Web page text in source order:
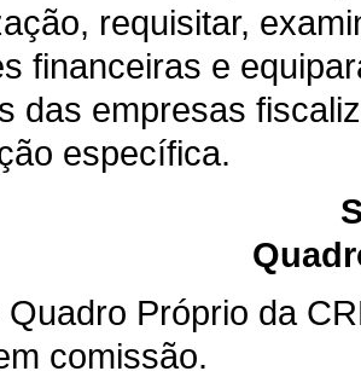
requisitar,
financeiras e
das empresas
específica.
Quadro Próprio da
comissão.